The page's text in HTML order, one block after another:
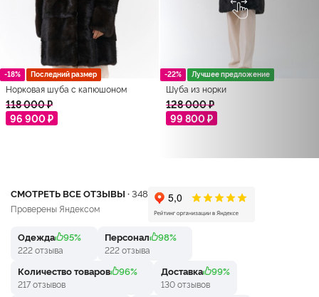
-18% Последний размер
Норковая шуба с капюшоном
118 000 ₽
96 900 ₽
-22% Лучшее предложение
Шуба из норки
128 000 ₽
99 800 ₽
СМОТРЕТЬ ВСЕ ОТЗЫВЫ ·348
Проверены Яндексом
Одежда 95%
222 отзыва
Персонал 98%
222 отзыва
Количество товаров 96%
217 отзывов
Доставка 99%
130 отзывов